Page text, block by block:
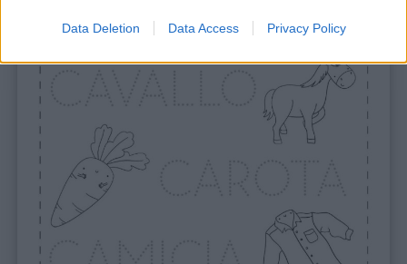
Data Deletion Data Access Privacy Policy